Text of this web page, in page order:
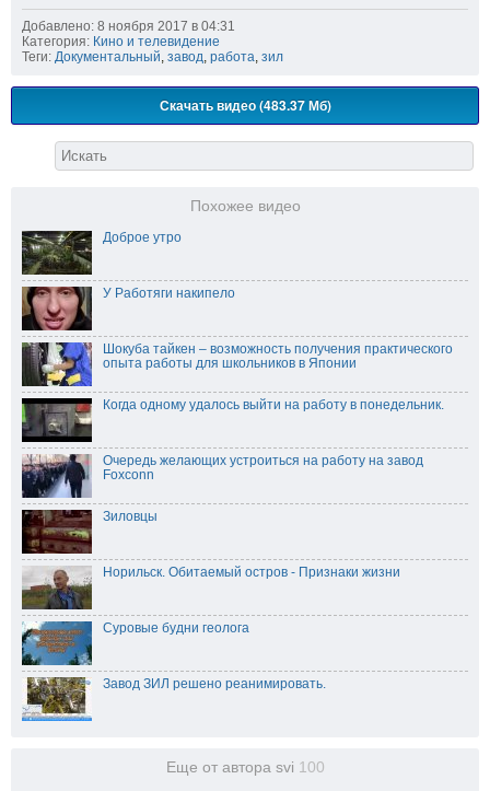
Добавлено: 8 ноября 2017 в 04:31
Категория: Кино и телевидение
Теги: Документальный, завод, работа, зил
Скачать видео (483.37 Мб)
Похожее видео
Доброе утро
У Работяги накипело
Шокуба тайкен – возможность получения практического
опыта работы для школьников в Японии
Когда одному удалось выйти на работу в понедельник.
Очередь желающих устроиться на работу на завод
Foxconn
Зиловцы
Норильск. Обитаемый остров - Признаки жизни
Суровые будни геолога
Завод ЗИЛ решено реанимировать.
Еще от автора svi 100